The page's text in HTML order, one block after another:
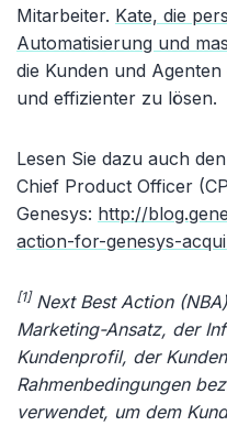
Mitarbeiter. Kate, die
Automatisierung und
die Kunden und
und effizienter zu lösen.
Lesen Sie dazu auch
Chief Product Officer
Genesys: http://
action-for-genesys-
[1]Next Best Action
Marketing-Ansatz, der
Kundenprofil, der
Rahmenbedingungen
verwendet, um dem